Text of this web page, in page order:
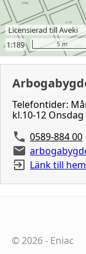
Telefontider:
kl.10-12
0589-884 00
Länk till
©2026- Eniac